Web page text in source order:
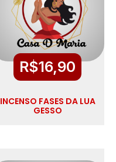
R$16,90
INCENSO FASES DA LUA
GESSO